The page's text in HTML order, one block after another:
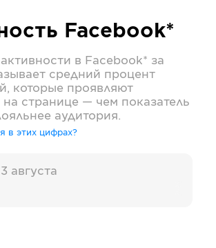
Facebook*
в Facebook* за
средний процент
которые проявляют
на странице — чем показатель
аудитория.
в этих цифрах?
августа